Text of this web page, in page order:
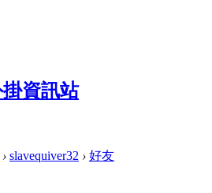
› slavequiver32 › 好友